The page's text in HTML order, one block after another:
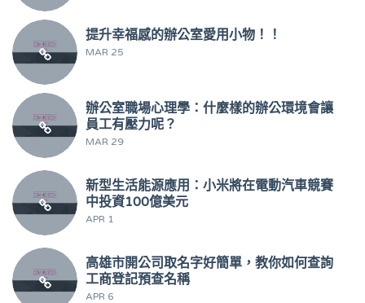
提升幸福感的辦公室愛用小物！！
MAR 25
辦公室職場心理學：什麼樣的辦公環境會讓
員工有壓力呢？
MAR 29
新型生活能源應用：小米將在電動汽車競賽
中投資100億美元
APR 1
高雄市開公司取名字好簡單，教你如何查詢
工商登記預查名稱
APR 6